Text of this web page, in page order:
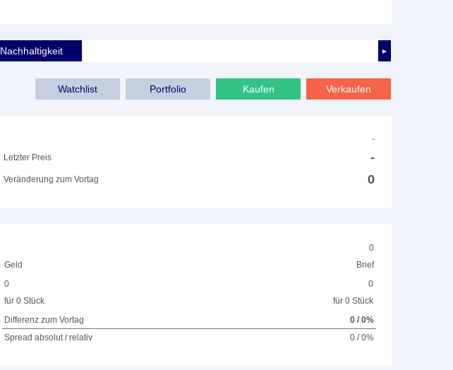
►
Nachhaltigkeit
Watchlist Portfolio Kaufen Verkaufen
-
Letzter Preis
-
Veränderung zum Vortag 0
0
Geld
Brief
0
für 0 Stück
0
für 0 Stück
Differenz zum Vortag
0 / 0%
Spread absolut / relativ
0 / 0%